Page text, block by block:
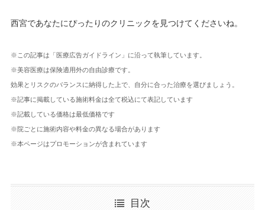
西宮であなたにぴったりのクリニックを見つけてくださいね。
※この記事は「医療広告ガイドライン」に沿って執筆しています。
※美容医療は保険適用外の自由診療です。
効果とリスクのバランスに納得した上で、自分に合った治療を選びましょう。
※記事に掲載している施術料金は全て税込にて表記しています
※記載している価格は最低価格です
※院ごとに施術内容や料金の異なる場合があります
※本ページはプロモーションが含まれています
目次